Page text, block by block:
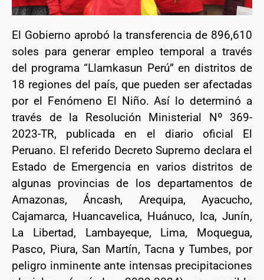
El Gobierno aprobó la transferencia de 896,610
soles para generar empleo temporal a través
del programa “Llamkasun Perú” en distritos de
18 regiones del país, que pueden ser afectadas
por el Fenómeno El Niño. Así lo determinó a
través de la Resolución Ministerial Nº 369-
2023-TR, publicada en el diario oficial El
Peruano. El referido Decreto Supremo declara el
Estado de Emergencia en varios distritos de
algunas provincias de los departamentos de
Amazonas, Áncash, Arequipa, Ayacucho,
Cajamarca, Huancavelica, Huánuco, Ica, Junín,
La Libertad, Lambayeque, Lima, Moquegua,
Pasco, Piura, San Martín, Tacna y Tumbes, por
peligro inminente ante intensas precipitaciones